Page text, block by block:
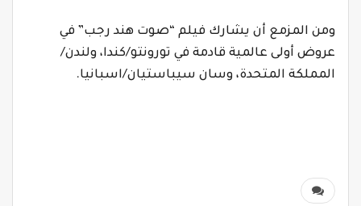
ومن المزمع أن يشارك فيلم “صوت هند رجب” في
عروض أولى عالمية قادمة في تورونتو/كندا، ولندن/
المملكة المتحدة، وسان سيباستيان/اسبانيا.